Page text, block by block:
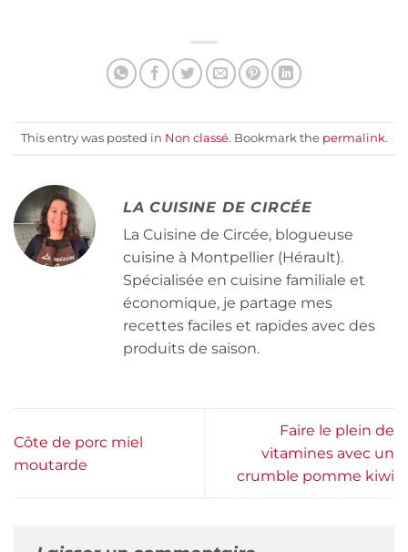
This entry was posted in Non classé. Bookmark the permalink.
LA CUISINE DE CIRCÉE
La Cuisine de Circée, blogueuse
cuisine à Montpellier (Hérault).
Spécialisée en cuisine familiale et
économique, je partage mes
recettes faciles et rapides avec des
produits de saison.
Côte de porc miel
moutarde
Faire le plein de
vitamines avec un
crumble pomme kiwi